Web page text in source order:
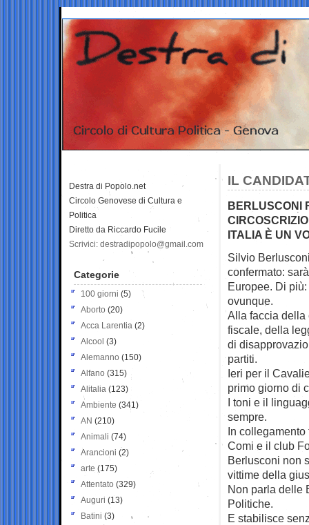
IL
BERLUSCONI
ITALIA È UN
Silvio
confermato:
Europee. Di
ovunque.
Alla faccia della
fiscale, della
di
partiti.
Ieri per il
primo giorno di
I toni e il
sempre.
In
Comi e il club
Berlusconi non
vittime della
Non parla delle
Politiche.
E stabilisce
Destra di Popolo.net
Circolo Genovese di Cultura e
Politica
Diretto da Riccardo Fucile
Scrivici: destradipopolo@gmail.com
Categorie
100 giorni (5)
Aborto (20)
Acca Larentia (2)
Alcool (3)
Alemanno (150)
Alfano (315)
Alitalia (123)
Ambiente (341)
AN (210)
Animali (74)
Arancioni (2)
arte (175)
Attentato (329)
Auguri (13)
Batini (3)